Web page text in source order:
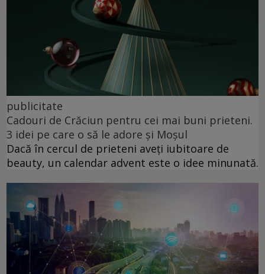
publicitate
Cadouri de Crăciun pentru cei mai buni prieteni.
3 idei pe care o să le adore și Moșul
Dacă în cercul de prieteni aveți iubitoare de
beauty, un calendar advent este o idee minunată.